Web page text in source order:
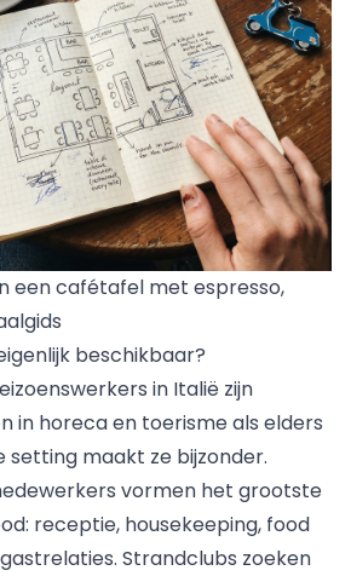
een cafétafel met espresso,
beschikbaar?
in Italië zijn
in horeca en toerisme als elders
setting maakt ze bijzonder.
vormen het grootste
receptie, housekeeping, food
Strandclubs zoeken